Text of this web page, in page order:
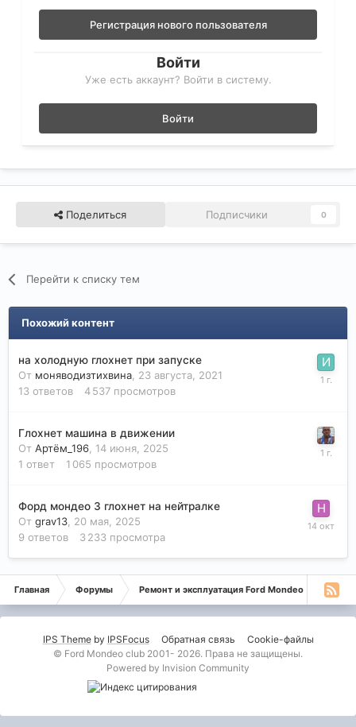
Регистрация нового пользователя
Войти
Уже есть аккаунт? Войти в систему.
Войти
Поделиться Подписчики 0
Перейти к списку тем
Похожий контент
на холодную глохнет при запуске
От моняводизтихвина 23 августа, 2021
13 ответов 4 537 просмотров
Глохнет машина в движении
От Артём_196 14 июня, 2025
1 ответ 1 065 просмотров
Форд мондео 3 глохнет на нейтралке
От grav13 20 мая, 2025
9 ответов 3 233 просмотра
Главная Форумы Ремонт и эксплуатация Ford Mondeo
IPS Themeby IPSFocus Обратная связь
Cookie-файлы
© Ford Mondeo club 2001- 2026. Права не защищены.
Powered by Invision Community